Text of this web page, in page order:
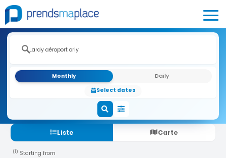
Monthly
Daily
Select dates
Liste Carte
(1) Starting from